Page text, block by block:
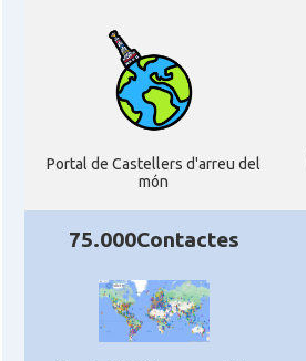
Portal de Castellers d'arreu del
món
75.000Contactes